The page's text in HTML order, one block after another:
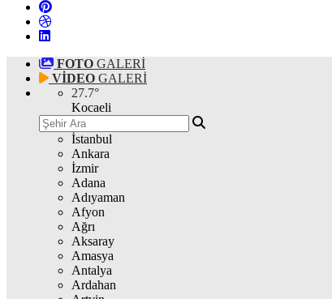
FOTO GALERİ
VİDEO GALERİ
27.7°
Kocaeli
İstanbul
Ankara
İzmir
Adana
Adıyaman
Afyon
Ağrı
Aksaray
Amasya
Antalya
Ardahan